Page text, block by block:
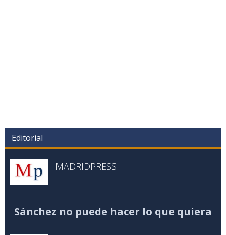
Editorial
MADRIDPRESS
Sánchez no puede hacer lo que quiera